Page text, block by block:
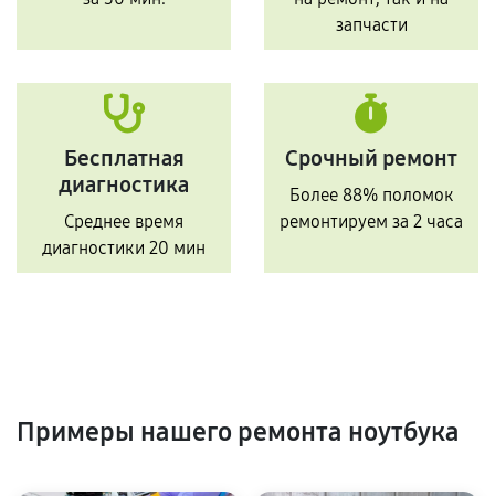
запчасти
Бесплатная
диагностика
Среднее время
диагностики 20 мин
Срочный ремонт
Более 88% поломок
ремонтируем за 2 часа
Примеры нашего ремонта ноутбука